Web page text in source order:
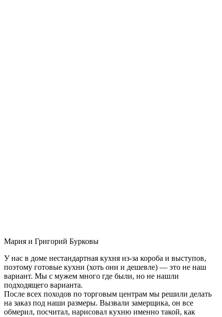
Мария и Григорий Бурковы
У нас в доме нестандартная кухня из-за короба и выступов,
поэтому готовые кухни (хоть они и дешевле) — это не наш
вариант. Мы с мужем много где были, но не нашли
подходящего варианта.
После всех походов по торговым центрам мы решили делать
на заказ под наши размеры. Вызвали замерщика, он все
обмерил, посчитал, нарисовал кухню именно такой, как